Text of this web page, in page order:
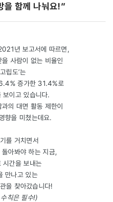
을 함께 나눠요!”
년 보고서에 따르면,
사람이 없는 비율인
립도’는
증가한 31.4%로
보이고 있습니다.
의 대면 활동 제한이
향을 미쳤는데요.
를 거치면서
아봐야 하는 지금,
시간을 보내는
만나고 있는
을 찾아갔습니다!
칙은 필수!)